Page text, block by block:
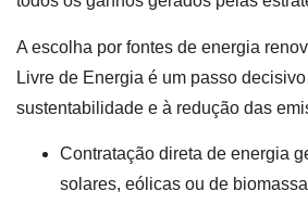
A escolha por fontes de energia
Livre de Energia é um passo
sustentabilidade e à redução das
Contratação direta de energia
solares, eólicas ou de